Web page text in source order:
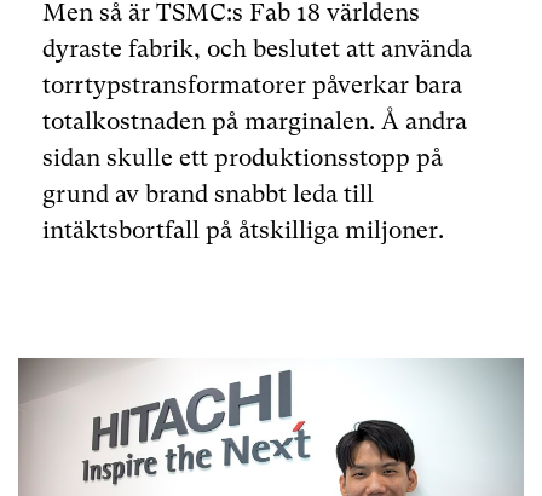
Men så är TSMC:s Fab 18 världens
dyraste fabrik, och beslutet att använda
torrtypstransformatorer påverkar bara
totalkostnaden på marginalen. Å andra
sidan skulle ett produktionsstopp på
grund av brand snabbt leda till
intäktsbortfall på åtskilliga miljoner.